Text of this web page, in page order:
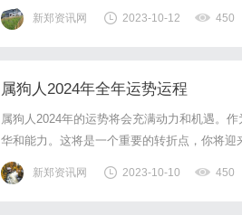
like喜欢；find寻找；forget忘记；receive接
新郑资讯网 2023-10-12 450
属狗人2024年全年运势运程
属狗人2024年的运势将会充满动力和机遇。
华和能力。这将是一个重要的转折点，你将
一个积极向上的一年。你将充满自信地面对
可，有可能获得晋升或加薪的机会。然而，你
新郑资讯网 2023-10-10 450